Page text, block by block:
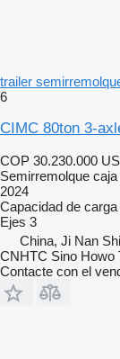
trailer
6
CIMC 80ton 3-
COP 30.230.000
Semirremolque
2024
Capacidad de carga
Ejes 3
China, Ji Nan Shi
CNHTC Sino Howo
Contacte con el